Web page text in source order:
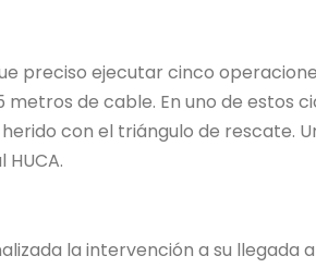
preciso ejecutar cinco
metros de cable. En uno de estos
con el triángulo de rescate.
la intervención a su llegada a